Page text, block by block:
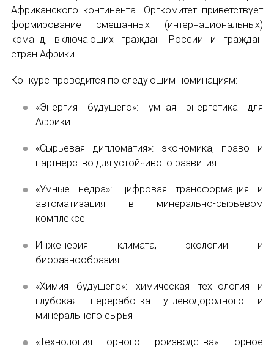
Год Ф.М. Достоевского: обзор
Международный образовательно-
Мобильное приложение TORFL GO
БИБЛИОТЕКА МАПРЯЛ
+7 953 347-74-80
info@mapryal.org
Африканского континента. Оргкомитет приветствует
формирование смешанных (интернациональных)
команд, включающих граждан России и граждан
стран Африки.
Конкурс проводится по следующим номинациям:
«Энергия будущего»: умная энергетика для
Африки
«Сырьевая дипломатия»: экономика, право и
партнёрство для устойчивого развития
«Умные недра»: цифровая трансформация и
автоматизация в минерально-сырьевом
комплексе
Инженерия климата, экологии и
биоразнообразия
«Химия будущего»: химическая технология и
глубокая переработка углеводородного и
минерального сырья
«Технология горного производства»: горное